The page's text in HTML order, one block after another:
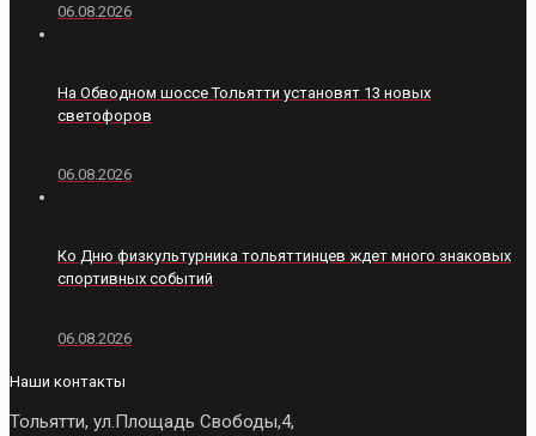
06.08.2026
На Обводном шоссе Тольятти установят 13 новых
светофоров
06.08.2026
Ко Дню физкультурника тольяттинцев ждет много знаковых
спортивных событий
06.08.2026
Наши контакты
Тольятти, ул.Площадь Свободы,4,